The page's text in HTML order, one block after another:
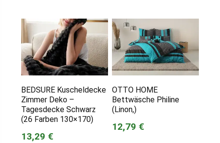
BEDSURE Kuscheldecke
Zimmer Deko –
Tagesdecke Schwarz
(26 Farben 130×170)
13,29 €
OTTO HOME
Bettwäsche Philine
(Linon,)
12,79 €